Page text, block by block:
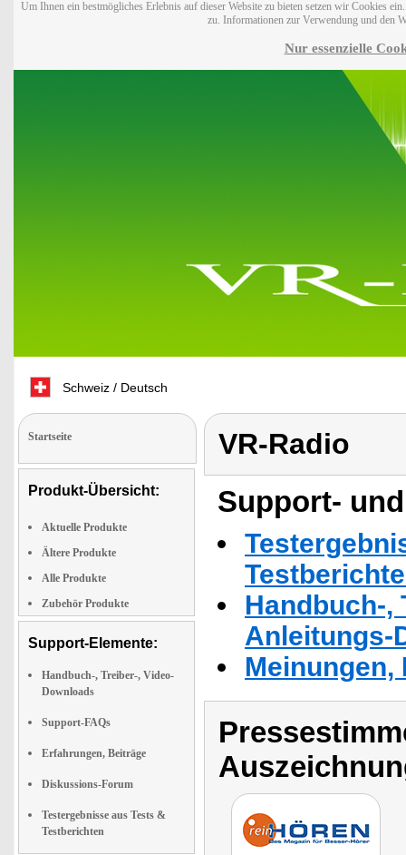
Um Ihnen ein bestmögliches Erlebnis auf dieser Website zu bieten setzen wir Cookies
zu. Informationen zur Verwendung und den
Nur essenzielle
Schweiz / Deutsch
Startseite
Produkt-Übersicht:
Aktuelle Produkte
Ältere Produkte
Alle Produkte
Zubehör Produkte
Support-Elemente:
Handbuch-, Treiber-, Video-
Downloads
Support-FAQs
Erfahrungen, Beiträge
Diskussions-Forum
Testergebnisse aus Tests &
Testberichten
VR-Radio
Support-
Handbuch-,
Anleitungs-